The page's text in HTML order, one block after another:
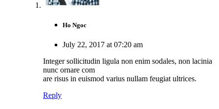
Ho Ngoc
July 22, 2017 at 07:20 am
Integer sollicitudin ligula non enim sodales, non lacinia
nunc ornare com
are risus in euismod varius nullam feugiat ultrices.
Reply